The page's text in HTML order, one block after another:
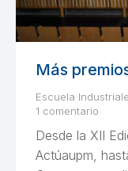
Más
Escuela
1 comentario
Desde la XII
Actúaupm,